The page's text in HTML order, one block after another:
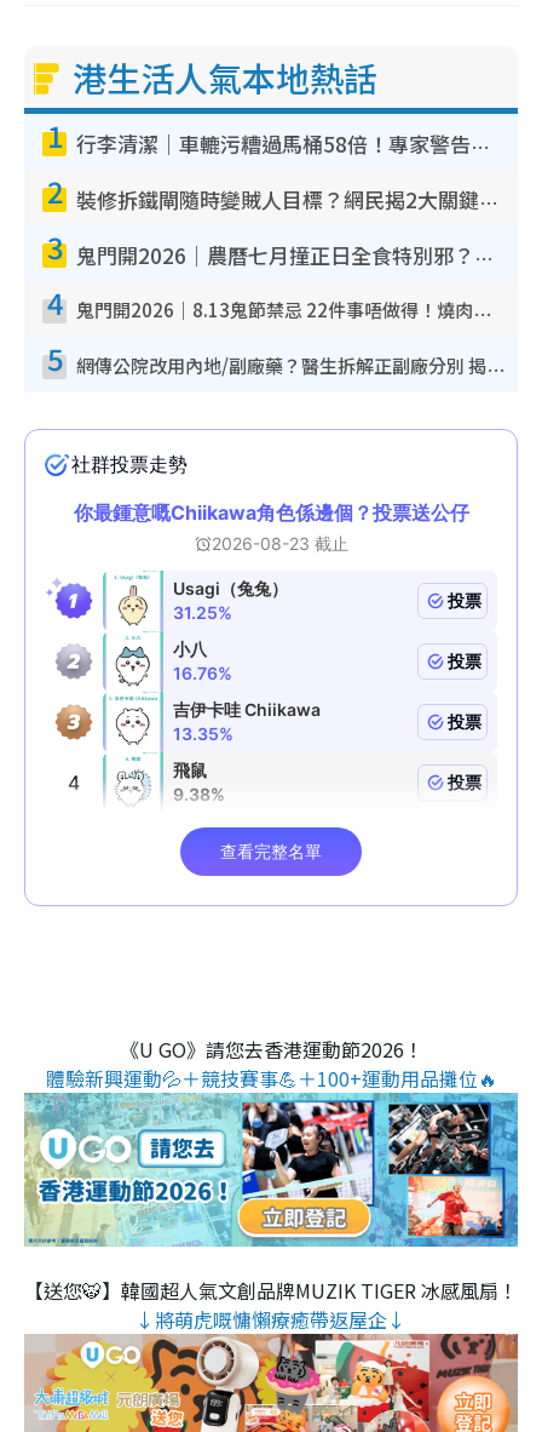
港生活人氣本地熱話
1 行李清潔｜車轆污糟過馬桶58倍！專家警告忌用酒精抹 教1招免污手除菌
2 裝修拆鐵閘隨時變賊人目標？網民揭2大關鍵用途：裝新式等於白裝？附新舊鐵閘分別
3 鬼門開2026｜農曆七月撞正日全食特別邪？專家警告切忌做一事！揭4大禁忌+2招保平安
4 鬼門開2026｜8.13鬼節禁忌 22件事唔做得！燒肉、刺身要少食？半夜勿吹口哨/打呢個電話
5 網傳公院改用內地/副廠藥？醫生拆解正副廠分別 揭4類人換藥隨時出事
《U GO》請您去香港運動節2026！
體驗新興運動💦＋競技賽事💪＋100+運動用品攤位🔥
【送您🐯】韓國超人氣文創品牌MUZIK TIGER 冰感風扇！
↓將萌虎嘅慵懶療癒帶返屋企↓